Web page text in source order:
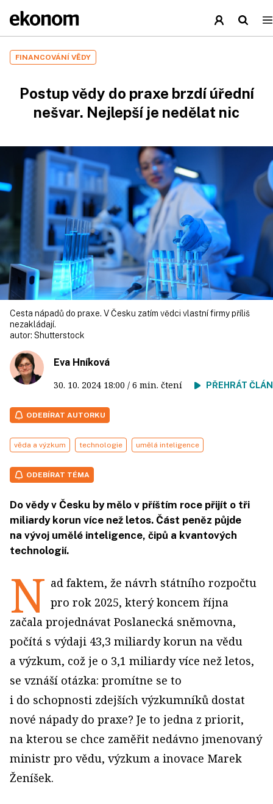
FINANCOVÁNÍ VĚDY
Postup vědy do praxe brzdí úřední
nešvar. Nejlepší je nedělat nic
Cesta nápadů do praxe. V Česku zatím vědci vlastní firmy příliš
nezakládají.
autor: Shutterstock
Eva Hníková
30. 10. 2024 18:00 / 6 min. čtení PŘEHRÁT
ODEBÍRAT AUTORKU
věda a výzkum technologie umělá inteligence
ODEBÍRAT TÉMA
Do vědy v Česku by mělo v příštím roce přijít o tři
miliardy korun více než letos. Část peněz půjde
na vývoj umělé inteligence, čipů a kvantových
technologií.
N ad faktem, že návrh státního rozpočtu
pro rok 2025, který koncem října
začala projednávat Poslanecká sněmovna,
počítá s výdaji 43,3 miliardy korun na vědu
a výzkum, což je o 3,1 miliardy více než letos,
se vznáší otázka: promítne se to
i do schopnosti zdejších výzkumníků dostat
nové nápady do praxe? Je to jedna z priorit,
na kterou se chce zaměřit nedávno jmenovaný
ministr pro vědu, výzkum a inovace Marek
Ženíšek.